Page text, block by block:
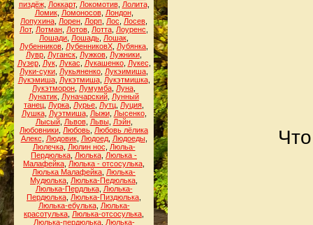
пиздёж, Локкарт, Локомотив, Лолита,
Ломик, Ломоносов, Лондон,
Лопухина Лорен Лорп Лос Лосев
Лот, Лотман Лотов Лотта Лоуренс
Лошади Лошадь Лошак
Лубенников ЛубенниковХ Лубянка
Лувр Луганск Лужков Лужники
Лузер, Лук, Лукас Лукашенко, Лукес
Луки-суки Лукьяненко Лукэимиша
Лукэмиша, Лукэтмиша, Лукэтмишка,
Лукэтморон Лумумба Луна
Лунатик Луначарский Лунный
танец Лурка Лурье Лутц Луция
Лушка, Луэтмиша, Лыжи, Лысенко,
Лысый, Львов, Львы, Лэйн,
Любовники Любовь Любовь лёлика
Алекс
Людовик, Людоед, Людоеды,
Люлечка, Люлин нос
Люльа-
Пердюлька Люлька Люлька -
Малафейка Люлька - отсосулька
Люлька Малафейка Люлька-
Мудюлька Люлька-Педюлька
Люлька-Пердлька, Люлька-
Пердюлька Люлька-Пиздюлька
Люлька-ебулька, Люлька-
красотулька Люлька-отсосулька
Люлька-пердюлька, Люлька-